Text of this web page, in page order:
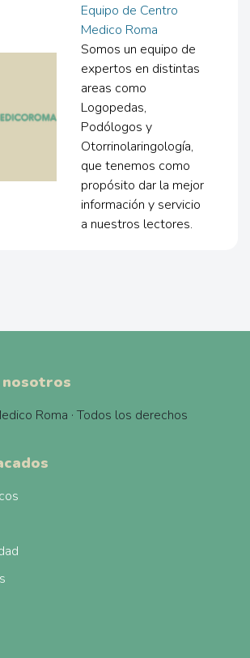
Equipo de Centro
Medico Roma
Somos un equipo de
expertos en distintas
areas como
Logopedas,
Podólogos y
Otorrinolaringología,
que tenemos como
propósito dar la mejor
información y servicio
a nuestros lectores.
nosotros
Roma · Todos los derechos